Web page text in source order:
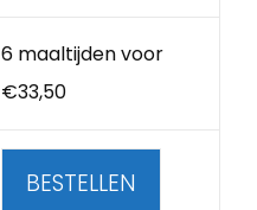
6 maaltijden voor
€33,50
BESTELLEN